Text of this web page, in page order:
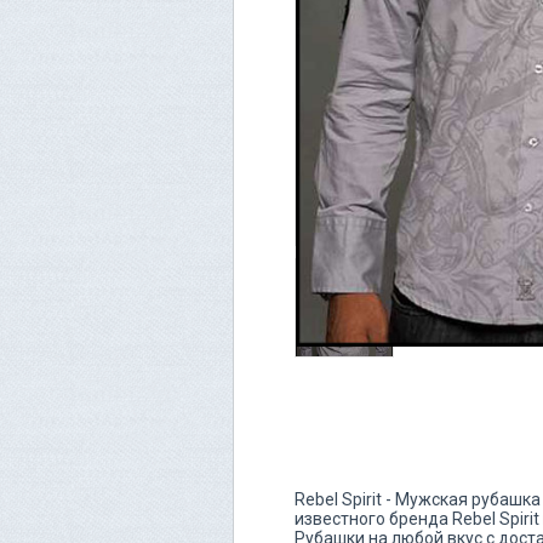
Rebel Spirit - Мужская рубашка
известного бренда Rebel
Рубашки на любой вкус с